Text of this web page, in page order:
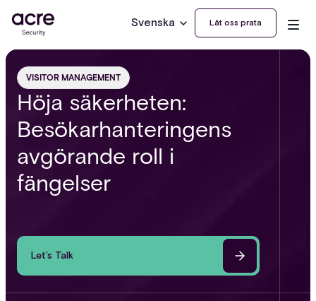
Svenska Låt oss prata
VISITOR MANAGEMENT
Höja säkerheten:
Besökarhanteringens
avgörande roll i
fängelser
Let’s Talk